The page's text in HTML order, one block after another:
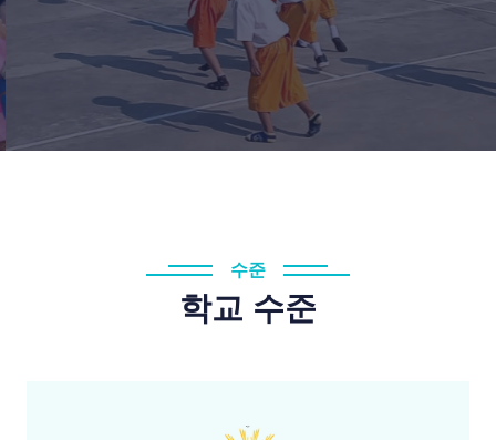
수준
학교 수준